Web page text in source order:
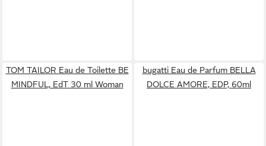
TOM TAILOR Eau de Toilette BE
MINDFUL, EdT 30 ml Woman
bugatti Eau de Parfum BELLA
DOLCE AMORE, EDP, 60ml